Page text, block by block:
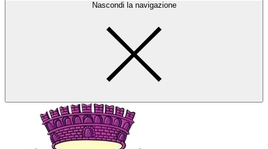
Nascondi la navigazione